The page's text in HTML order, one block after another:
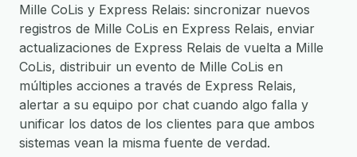
Mille CoLis y Express Relais: sincronizar nuevos
registros de Mille CoLis en Express Relais, enviar
actualizaciones de Express Relais de vuelta a Mille
CoLis, distribuir un evento de Mille CoLis en
múltiples acciones a través de Express Relais,
alertar a su equipo por chat cuando algo falla y
unificar los datos de los clientes para que ambos
sistemas vean la misma fuente de verdad.